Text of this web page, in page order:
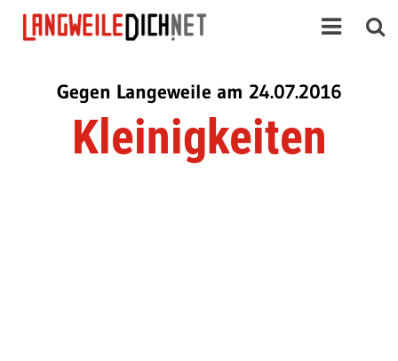
Gegen Langeweile am 24.07.2016
Kleinigkeiten